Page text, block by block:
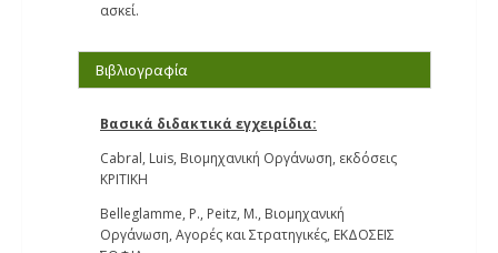
ασκεί.
Βιβλιογραφία
Βασικά διδακτικά εγχειρίδια:
Cabral, Luis, Βιομηχανική Οργάνωση, εκδόσεις
ΚΡΙΤΙΚΗ
Belleglamme, P., Peitz, M., Βιομηχανική
Οργάνωση, Αγορές και Στρατηγικές, ΕΚΔΟΣΕΙΣ